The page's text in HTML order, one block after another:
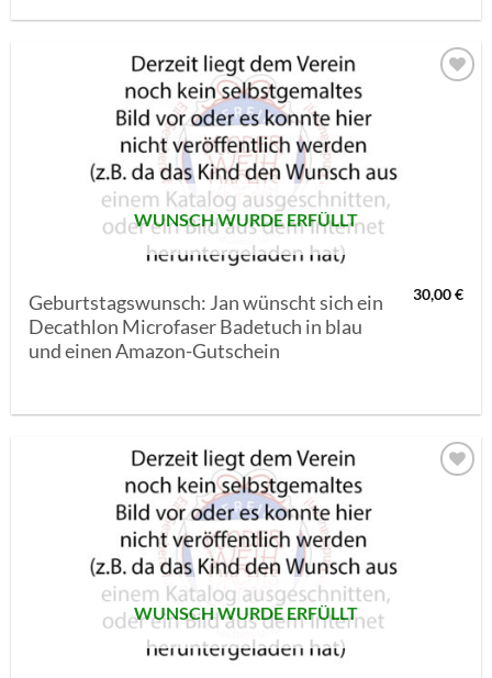
WUNSCH WURDE ERFÜLLT
Geburtstagswunsch: Jan wünscht sich ein
Decathlon Microfaser Badetuch in blau
und einen Amazon-Gutschein
30,00€
WUNSCH WURDE ERFÜLLT